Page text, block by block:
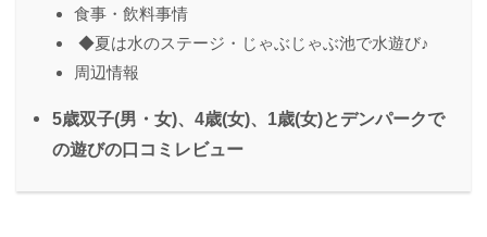
⾷事・飲料事情
◆夏は水のステージ・じゃぶじゃぶ池で⽔遊び♪
周辺情報
5歳双子(男・女)、4歳(女)、1歳(女)とデンパークで
の遊びの⼝コミレビュー